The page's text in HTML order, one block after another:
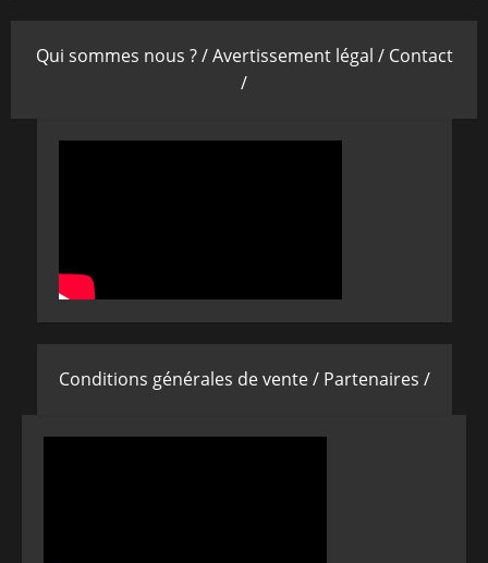
Qui sommes nous ? /Avertissement légal / Contact
/
Conditions générales de vente / Partenaires /